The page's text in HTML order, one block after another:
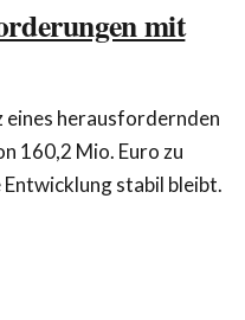
mit
herausfordernden
160,2 Mio. Euro zu
stabil bleibt.